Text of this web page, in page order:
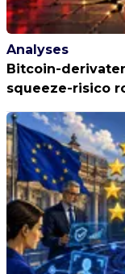
Analyses
Bitcoin-
squeeze-risico